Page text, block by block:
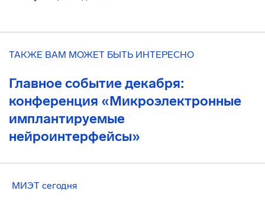
ТАКЖЕ ВАМ МОЖЕТ БЫТЬ ИНТЕРЕСНО
Главное событие декабря:
конференция «Микроэлектронные
имплантируемые
нейроинтерфейсы»
МИЭТ сегодня